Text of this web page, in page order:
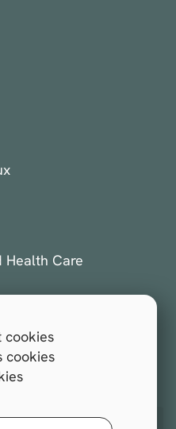
cookies
cookies
Health Care
droits réservés.